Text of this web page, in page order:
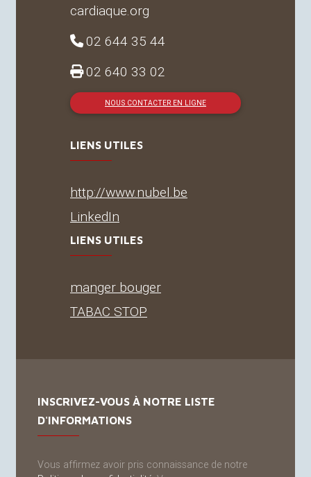
cardiaque.org
02 644 35 44
02 640 33 02
NOUS CONTACTER EN LIGNE
LIENS UTILES
http://www.nubel.be
LinkedIn
LIENS UTILES
manger bouger
TABAC STOP
INSCRIVEZ-VOUS À NOTRE LISTE
D'INFORMATIONS
Vous affirmez avoir pris connaissance de notre